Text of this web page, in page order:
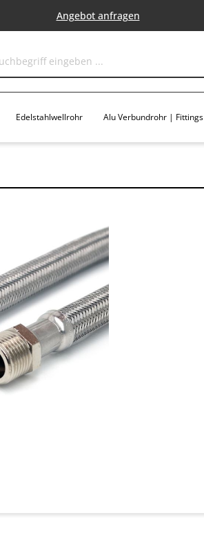
Angebot anfragen
Edelstahlwellrohr Alu Verbundrohr | Fittings